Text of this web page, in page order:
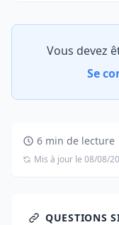
Vous devez
Se
6 min de lecture
Mis à jour le 08/08/
QUESTIONS